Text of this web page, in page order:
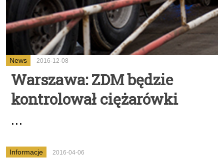
News 2016-12-08
Warszawa: ZDM będzie
kontrolował ciężarówki
...
Informacje 2016-04-06